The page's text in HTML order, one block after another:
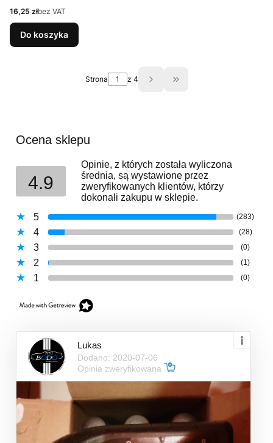
Cena
16,25 złbez VAT
Do koszyka
Strona z 4 Przejdź do ostatniej
Ocena sklepu
4.9
Opinie, z których została wyliczona
średnia, są wystawione przez
zweryfikowanych klientów, którzy
dokonali zakupu w sklepie.
5
(283)
4 (28)
3 (0)
2 (1)
1 (0)
Lukas
Dodano: 2020-07-06
Opinia zweryfikowana